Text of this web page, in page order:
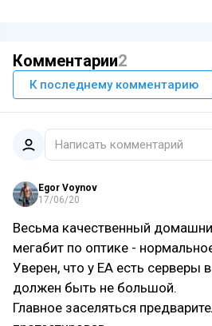
Комментарии2
К последнему комментарию
Написать комментарий
Egor Voynov
17/06/20
Весьма качественный
мегабит по оптике -
Уверен, что у ЕА есть серверы
должен быть не большой.
Главное заселяться